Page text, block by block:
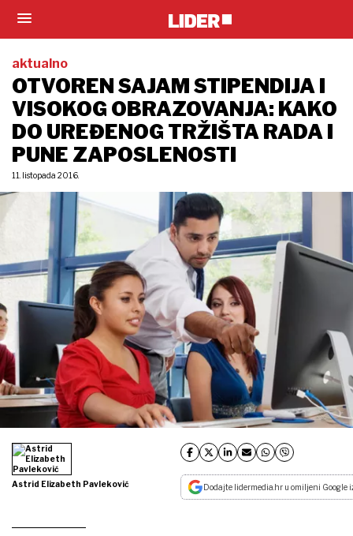
aktualno
OTVOREN SAJAM STIPENDIJA I
VISOKOG OBRAZOVANJA: KAKO
DO UREĐENOG TRŽIŠTA RADA I
PUNE ZAPOSLENOSTI
11. listopada 2016.
Astrid Elizabeth Pavleković Dodajte lidermedia.hr u omiljeni Google